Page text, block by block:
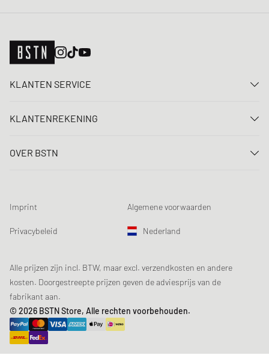
KLANTEN SERVICE
FAQ
Loyalty Program
Productveiligheid
KLANTENREKENING
Registreren
Aanmelden nieuwsbrief
Gegevenscontrole
OVER BSTN
Chronicles
Sustainability
Studentenkorting: EDiU
Imprint Algemene voorwaarden
Privacybeleid Nederland
Alle prijzen zijn incl. BTW, maar excl. verzendkosten en andere
kosten. Doorgestreepte prijzen geven de adviesprijs van de
fabrikant aan.
© 2026 BSTN Store, Alle rechten voorbehouden.